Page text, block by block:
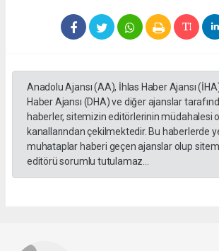
Anadolu Ajansı (AA), İhlas Haber Ajansı
Haber Ajansı (DHA) ve diğer ajanslar
haberler, sitemizin editörlerinin müdahalesi
kanallarından çekilmektedir. Bu haberlerde
muhataplar haberi geçen ajanslar olup
editörü sorumlu tutulamaz...